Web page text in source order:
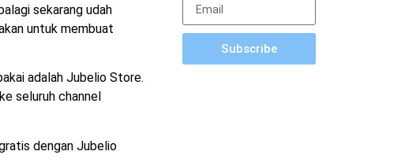
sekarang udah
untuk membuat
adalah Jubelio Store.
seluruh channel
dengan Jubelio
Subscribe